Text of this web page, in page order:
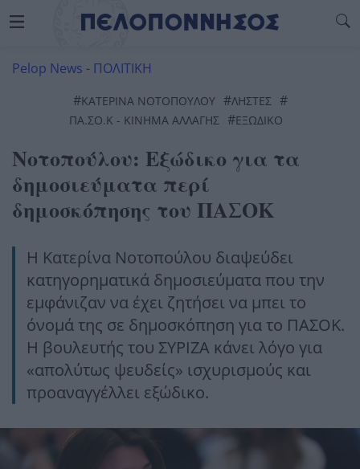
Pelop News - ΠΟΛΙΤΙΚΗ
#ΚΑΤΕΡΙΝΑ ΝΟΤΟΠΟΥΛΟΥ #ΛΗΣΤΕΣ #
ΠΑ.ΣΟ.Κ - ΚΊΝΗΜΑ ΑΛΛΑΓΉΣ #ΕΞΩΔΙΚΟ
Νοτοπούλου: Εξώδικο για τα
δημοσιεύματα περί
δημοσκόπησης του ΠΑΣΟΚ
Η Κατερίνα Νοτοπούλου διαψεύδει
κατηγορηματικά δημοσιεύματα που την
εμφάνιζαν να έχει ζητήσει να μπει το
όνομά της σε δημοσκόπηση για το ΠΑΣΟΚ.
Η βουλευτής του ΣΥΡΙΖΑ κάνει λόγο για
«απολύτως ψευδείς» ισχυρισμούς και
προαναγγέλλει εξώδικο.